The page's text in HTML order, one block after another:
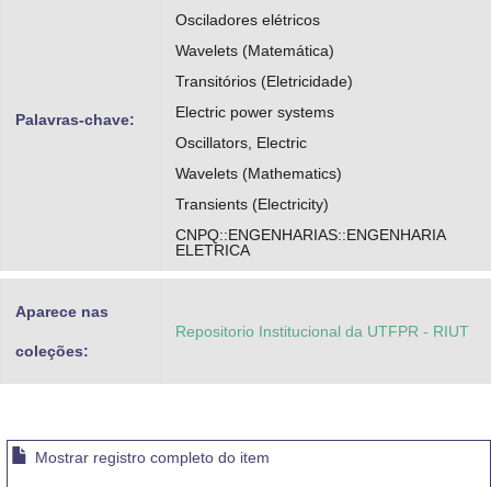
Palavras-chave:
Osciladores elétricos
Wavelets (Matemática)
Transitórios (Eletricidade)
Electric power systems
Oscillators, Electric
Wavelets (Mathematics)
Transients (Electricity)
CNPQ::ENGENHARIAS::ENGENHARIA
ELETRICA
Aparece nas
coleções:
Repositorio Institucional da UTFPR - RIUT
Mostrar registro completo do item